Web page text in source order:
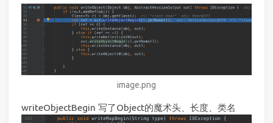
image.png
writeObjectBegin 写了Object的魔术头、长度、类名